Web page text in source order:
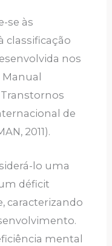
se às
classificação
nos
de
2011).
lo uma
déficit
caracterizando
mental